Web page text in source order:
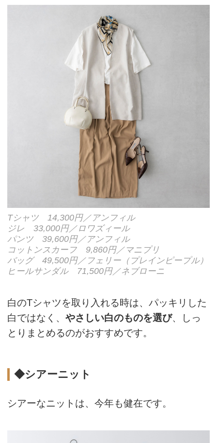
Tシャツ 14,300円／アンフィル
ジレ 33,000円／ロワズィール
パンツ 39,600円／アンフィル
コットンスカーフ 9,860円／マニプリ
バッグ 49,500円／フェリー（プレインピープル）
ヒールサンダル 71,500円／ネブローニ
白のTシャツを取り入れる時は、パッキリした
白ではなく、 やさしい白のものを選び、しっ
とりまとめるのがおすすめです。
◆シアーニット
シアーなニットは、今年も健在です。